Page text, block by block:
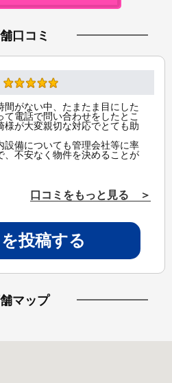
口コミ
間がない中、たまたま目にした
電話で問い合わせをしたとこ
様が大変親切な対応でとても助
設備についても管理会社等に率
、不安なく物件を決めることが
口コミをもっと見る ＞
投稿する
マップ